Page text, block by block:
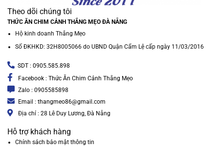
Theo dõi chúng tôi
THỨC ĂN CHIM CẢNH THẮNG MẸO ĐÀ NẴNG
Hộ kinh doanh Thắng Mẹo
Số ĐKHKD: 32H8005066 do UBND Quận Cẩm Lệ cấp ngày 11/03/2016
SDT : 0905.585.898
Facebook : Thức Ăn Chim Cảnh Thắng Mẹo
Zalo : 0905585898
Email : thangmeo86@gmail.com
Địa chỉ : 28 Lê Duy Lương, Đà Nẵng
Hỗ trợ khách hàng
Chính sách bảo mật thông tin